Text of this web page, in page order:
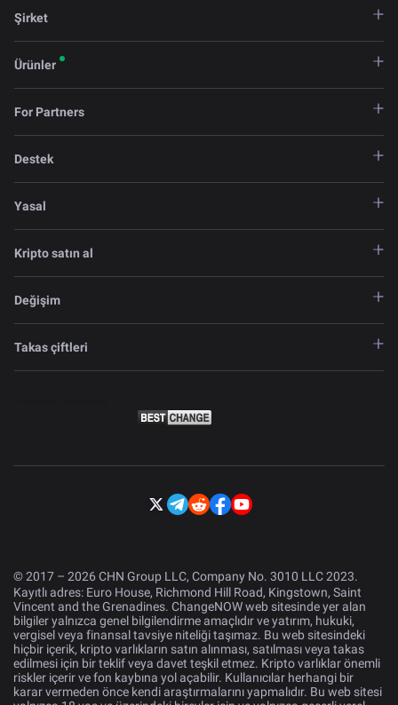
Şirket
Ürünler
For Partners
Destek
Yasal
Kripto satın al
Değişim
Takas çiftleri
© 2017 – 2026 CHN Group LLC, Company No. 3010 LLC 2023.
Kayıtlı adres: Euro House, Richmond Hill Road, Kingstown, Saint
Vincent and the Grenadines. ChangeNOW web sitesinde yer alan
bilgiler yalnızca genel bilgilendirme amaçlıdır ve yatırım, hukuki,
vergisel veya finansal tavsiye niteliği taşımaz. Bu web sitesindeki
hiçbir içerik, kripto varlıkların satın alınması, satılması veya takas
edilmesi için bir teklif veya davet teşkil etmez. Kripto varlıklar önemli
riskler içerir ve fon kaybına yol açabilir. Kullanıcılar herhangi bir
karar vermeden önce kendi araştırmalarını yapmalıdır. Bu web sitesi